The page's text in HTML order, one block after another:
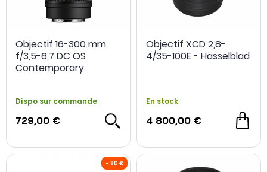
Objectif 16-300 mm
f/3,5-6,7 DC OS
Contemporary
Dispo sur commande
729,00 €
Objectif XCD 2,8-
4/35-100E - Hasselblad
En stock
4 800,00 €